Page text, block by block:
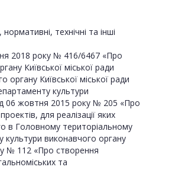
технічні та інші
2018 року № 416/6467 «Про
Київської міської ради
органу Київської міської ради
культури
06 жовтня 2015 року № 205 «Про
для реалізації яких
в Головному територіальному
культури виконавчого органу
№ 112 «Про створення
та